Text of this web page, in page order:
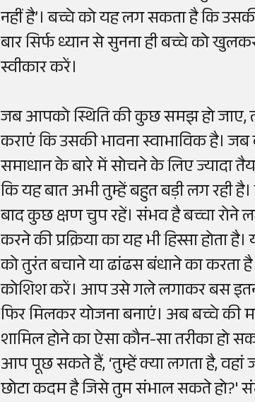
नहीं है’। बच्चे को यह लग सकता है कि
बार सिर्फ ध्यान से सुनना ही बच्चे को
स्वीकार करें।
जब आपको स्थिति की कुछ समझ हो
कराएं कि उसकी भावना स्वाभाविक है।
समाधान के बारे में सोचने के लिए ज्यादा
कि यह बात अभी तुम्हें बहुत बड़ी लग रही
बाद कुछ क्षण चुप रहें। संभव है बच्चा रोने
करने की प्रक्रिया का यह भी हिस्सा होता
को तुरंत बचाने या ढांढस बंधाने का
कोशिश करें। आप उसे गले लगाकर बस
फिर मिलकर योजना बनाएं। अब बच्चे की
शामिल होने का ऐसा कौन-सा तरीका हो
आप पूछ सकते हैं, ‘तुम्हें क्या लगता है, वहां
छोटा कदम है जिसे तुम संभाल सकते हो?'